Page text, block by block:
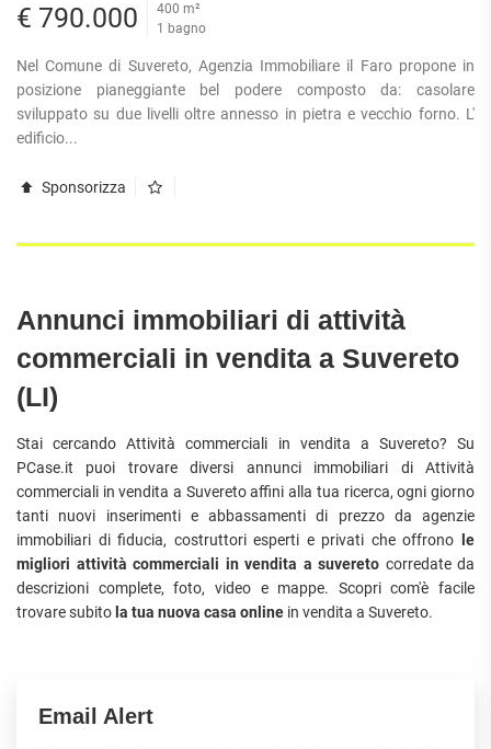
€ 790.000
400 m²
1 bagno
Nel Comune di Suvereto, Agenzia Immobiliare il Faro propone in
posizione pianeggiante bel podere composto da: casolare
sviluppato su due livelli oltre annesso in pietra e vecchio forno. L'
edificio...
Sponsorizza
Annunci immobiliari di attività
commerciali in vendita a Suvereto
(LI)
Stai cercando Attività commerciali in vendita a Suvereto? Su
PCase.it puoi trovare diversi annunci immobiliari di Attività
commerciali in vendita a Suvereto affini alla tua ricerca, ogni giorno
tanti nuovi inserimenti e abbassamenti di prezzo da agenzie
immobiliari di fiducia, costruttori esperti e privati che offrono le
migliori attività commerciali in vendita a suvereto corredate da
descrizioni complete, foto, video e mappe. Scopri com'è facile
trovare subito la tua nuova casa online in vendita a Suvereto.
Email Alert